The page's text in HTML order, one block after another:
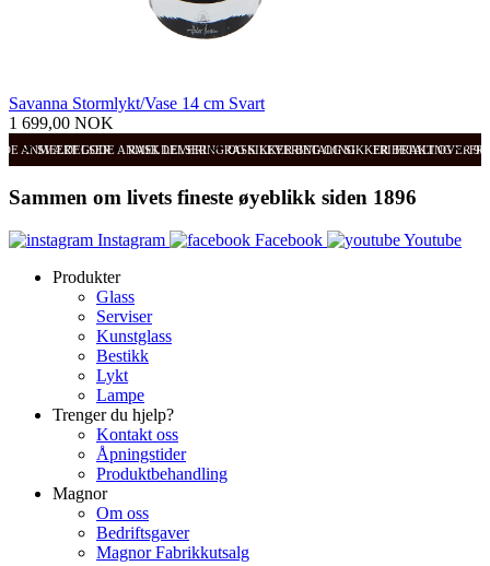
Savanna Stormlykt/Vase 14 cm Svart
1 699,00 NOK
ANMELDELSER RASK LEVERING OG SIKKER BETALING FRI FRAKT OVER
SVÆRT GODE ANMELDELSER RASK LEVERING OG SIKKER BETALING
Sammen om livets fineste øyeblikk siden 1896
Instagram Facebook
Youtube
Produkter
Glass
Serviser
Kunstglass
Bestikk
Lykt
Lampe
Trenger du hjelp?
Kontakt oss
Åpningstider
Produktbehandling
Magnor
Om oss
Bedriftsgaver
Magnor Fabrikkutsalg